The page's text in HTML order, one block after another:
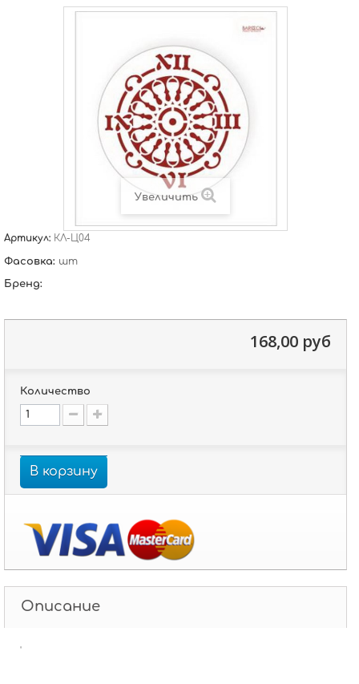
Увеличить
Артикул: КЛ-Ц04
Фасовка: шт
Бренд:
168,00 руб
Количество
В корзину
Описание
'